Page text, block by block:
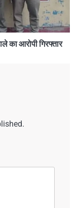
का आरोपी गिरफ्तार